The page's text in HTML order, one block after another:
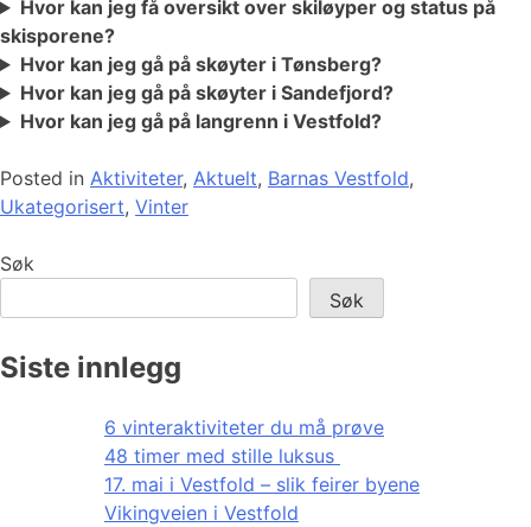
Hvor kan jeg få oversikt over skiløyper og status på
skisporene?
Hvor kan jeg gå på skøyter i Tønsberg?
Hvor kan jeg gå på skøyter i Sandefjord?
Hvor kan jeg gå på langrenn i Vestfold?
Posted in Aktiviteter, Aktuelt, Barnas Vestfold,
Ukategorisert, Vinter
Søk
Søk
Siste innlegg
6 vinteraktiviteter du må prøve
48 timer med stille luksus
17. mai i Vestfold – slik feirer byene
Vikingveien i Vestfold